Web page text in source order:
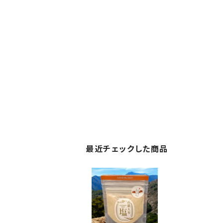
最近チェックした商品